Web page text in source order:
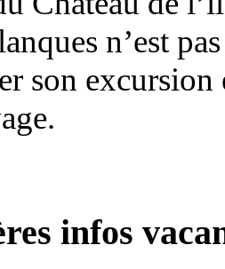
n’est
son
infos